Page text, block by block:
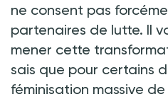
ne consent pas
partenaires de lutte. Il
mener cette
sais que pour certains
féminisation massive